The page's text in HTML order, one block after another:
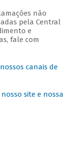
não
pela Central
e
fale com
canais de
site e nossa